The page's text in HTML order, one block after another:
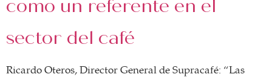
como un referente en el
sector del café
Ricardo Oteros, Director General de Supracafé: “Las